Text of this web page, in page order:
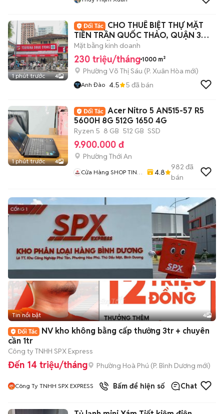
1 phút trước 4
CHO THUÊ BIỆT THỰ MẶT
TIỀN TRẦN QUỐC THẢO, QUẬN 3
NGAY VÕ THỊ SÁU
Mặt bằng kinh doanh
230 triệu/tháng 1000 m²
Phường Võ Thị Sáu (P. Xuân Hòa mới)
Anh Đào 4.5 5 đã bán
1 phút trước 4
Acer Nitro 5 AN515-57 R5
5600H 8G 512G 1650 4G
Ryzen 5 8 GB 512 GB SSD
9.900.000 đ
Phường Thới An
Cửa Hàng SHOP TIN
4.8
982 đã
bán
Tin nổi bật 4
NV kho không bằng cấp thưởng 3tr + chuyên
cần 1tr
Công ty TNHH SPX Express
Đến 14 triệu/tháng Phường Hoà Phú (P. Bình Dương mới)
Công Ty TNHH SPX EXPRESS Bấm để hiện số Chat